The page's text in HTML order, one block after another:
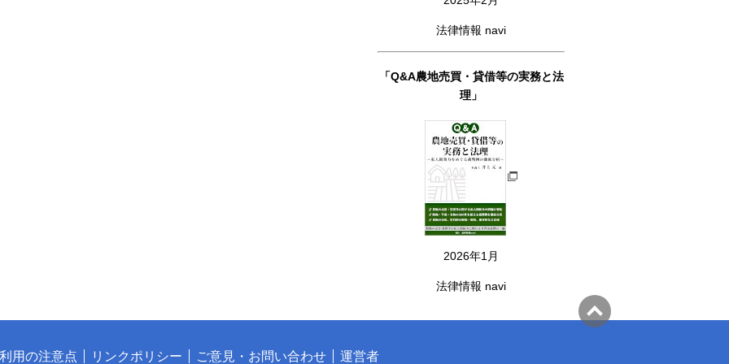
法律情報 navi
「Q&A農地売買・貸借等の実務と法
理」
2026年1月
法律情報 navi
用の注意点 リンクポリシー ご意見・お問い合わせ 運営者